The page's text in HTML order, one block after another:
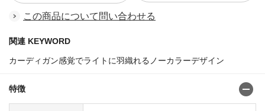
この商品について問い合わせる
関連 KEYWORD
カーディガン感覚でライトに羽織れるノーカラーデザイン
特徴